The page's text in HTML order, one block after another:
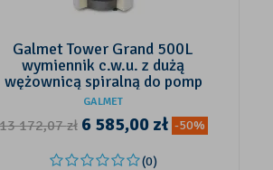
Galmet Tower Grand 500L
wymiennik c.w.u. z dużą
wężownicą spiralną do pomp
ciepła
GALMET
172,07zł 6 585,00 zł -50%
(0)